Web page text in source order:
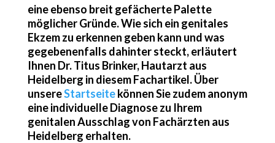
eine ebenso breit gefächerte Palette
möglicher Gründe. Wie sich ein genitales
Ekzem zu erkennen geben kann und was
gegebenenfalls dahinter steckt, erläutert
Ihnen Dr. Titus Brinker, Hautarzt aus
Heidelberg in diesem Fachartikel. Über
unsereStartseitekönnen Sie zudem anonym
eine individuelle Diagnose zu Ihrem
genitalen Ausschlag von Fachärzten aus
Heidelberg erhalten.